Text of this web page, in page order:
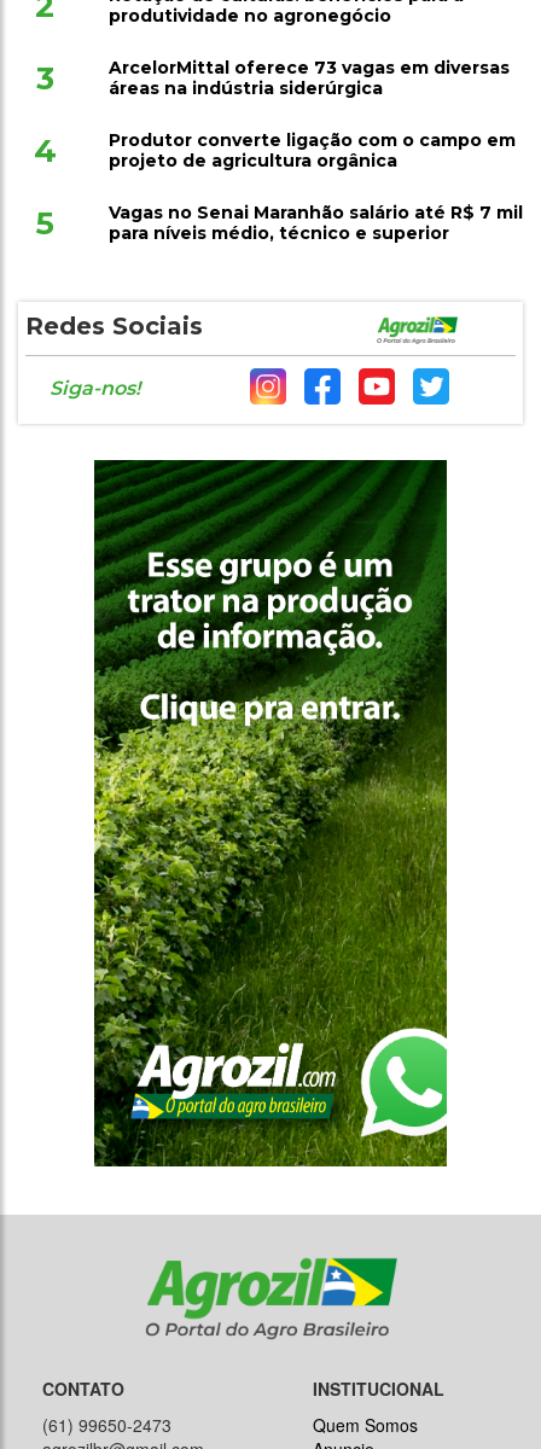
produtividade no agronegócio
3
ArcelorMittal oferece 73 vagas em diversas
áreas na indústria siderúrgica
4
Produtor converte ligação com o campo em
projeto de agricultura orgânica
5
Vagas no Senai Maranhão salário até R$ 7 mil
para níveis médio, técnico e superior
Redes Sociais
Siga-nos!
CONTATO
(61) 99650-2473
INSTITUCIONAL
Quem Somos